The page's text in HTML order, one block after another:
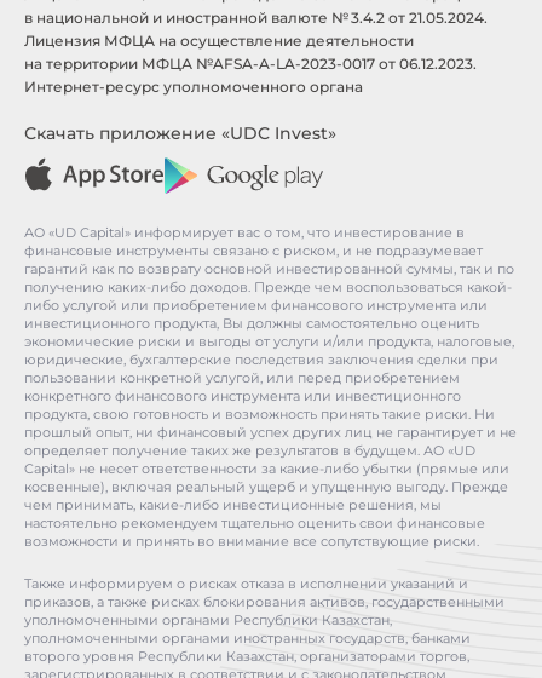
в национальной и иностранной валюте № 3.4.2 от 21.05.2024.
Лицензия МФЦА на осуществление деятельности
на территории МФЦА №AFSA-A-LA-2023-0017 от 06.12.2023.
Интернет-ресурс уполномоченного органа
Скачать приложение «UDC Invest»
АО «UD Capital» информирует вас о том, что инвестирование в
финансовые инструменты связано с риском, и не подразумевает
гарантий как по возврату основной инвестированной суммы, так и по
получению каких-либо доходов. Прежде чем воспользоваться какой-
либо услугой или приобретением финансового инструмента или
инвестиционного продукта, Вы должны самостоятельно оценить
экономические риски и выгоды от услуги и/или продукта, налоговые,
юридические, бухгалтерские последствия заключения сделки при
пользовании конкретной услугой, или перед приобретением
конкретного финансового инструмента или инвестиционного
продукта, свою готовность и возможность принять такие риски. Ни
прошлый опыт, ни финансовый успех других лиц не гарантирует и не
определяет получение таких же результатов в будущем. АО «UD
Capital» не несет ответственности за какие-либо убытки (прямые или
косвенные), включая реальный ущерб и упущенную выгоду. Прежде
чем принимать, какие-либо инвестиционные решения, мы
настоятельно рекомендуем тщательно оценить свои финансовые
возможности и принять во внимание все сопутствующие риски.
Также информируем о рисках отказа в исполнении указаний и
приказов, а также рисках блокирования активов, государственными
уполномоченными органами Республики Казахстан,
уполномоченными органами иностранных государств, банками
второго уровня Республики Казахстан, организаторами торгов,